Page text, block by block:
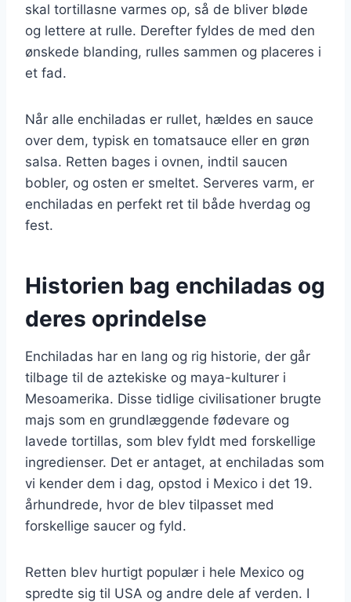
skal tortillasne varmes op, så de bliver bløde
og lettere at rulle. Derefter fyldes de med den
ønskede blanding, rulles sammen og placeres i
et fad.
Når alle enchiladas er rullet, hældes en sauce
over dem, typisk en tomatsauce eller en grøn
salsa. Retten bages i ovnen, indtil saucen
bobler, og osten er smeltet. Serveres varm, er
enchiladas en perfekt ret til både hverdag og
fest.
Historien bag enchiladas og
deres oprindelse
Enchiladas har en lang og rig historie, der går
tilbage til de aztekiske og maya-kulturer i
Mesoamerika. Disse tidlige civilisationer brugte
majs som en grundlæggende fødevare og
lavede tortillas, som blev fyldt med forskellige
ingredienser. Det er antaget, at enchiladas som
vi kender dem i dag, opstod i Mexico i det 19.
århundrede, hvor de blev tilpasset med
forskellige saucer og fyld.
Retten blev hurtigt populær i hele Mexico og
spredte sig til USA og andre dele af verden. I